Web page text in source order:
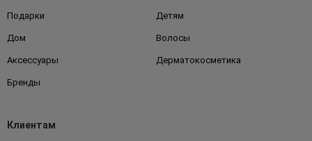
Подарки Детям
Дом Волосы
Аксессуары Дерматокосметика
Бренды
Клиентам